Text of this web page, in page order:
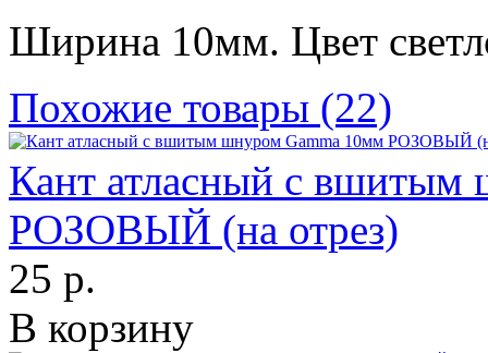
Ширина 10мм. Цвет
Похожие товары (22)
Кант атласный с
РОЗОВЫЙ (на отрез)
25 р.
В корзину